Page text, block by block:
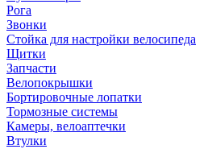
Рога
Звонки
Стойка для настройки велосипеда
Щитки
Запчасти
Велопокрышки
Бортировочные лопатки
Тормозные системы
Камеры, велоаптечки
Втулки